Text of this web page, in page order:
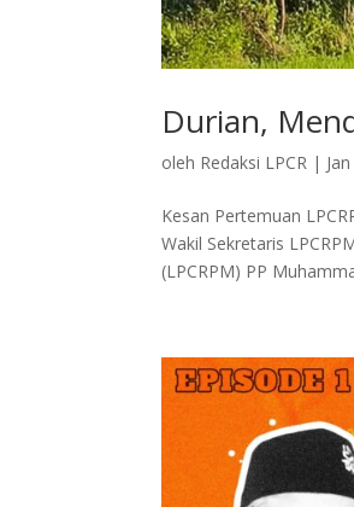
Durian,
oleh Redaksi LPCR |
Kesan Pertemuan
Wakil Sekretaris
(LPCRPM) PP